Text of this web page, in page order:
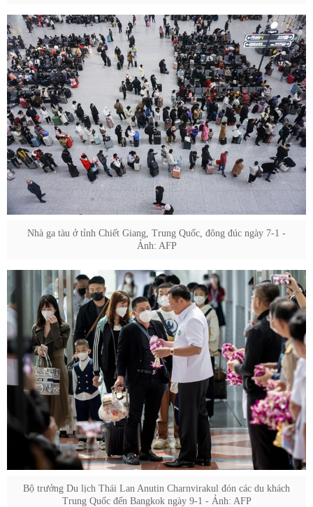
Nhà ga tàu ở tỉnh Chiết Giang, Trung Quốc, đông đúc ngày 7-1 -
Ảnh: AFP
Bộ trưởng Du lịch Thái Lan Anutin Charnvirakul đón các du khách
Trung Quốc đến Bangkok ngày 9-1 - Ảnh: AFP